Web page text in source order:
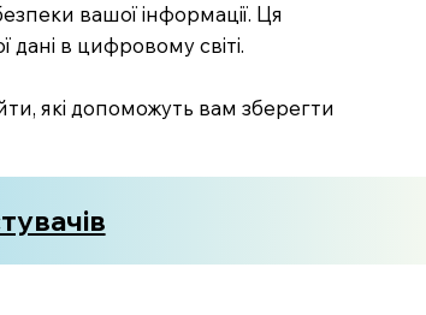
вашої інформації. Ця
дані в цифровому світі.
які допоможуть вам зберегти